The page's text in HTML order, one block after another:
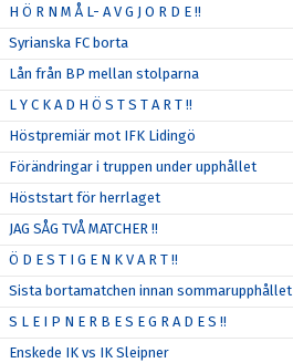
H Ö R N M Å L- A V G J O R D E !!
Syrianska FC borta
Lån från BP mellan stolparna
L Y C K A D H Ö S T S T A R T !!
Höstpremiär mot IFK Lidingö
Förändringar i truppen under upphållet
Höststart för herrlaget
JAG SÅG TVÅ MATCHER !!
Ö D E S T I G E N K V A R T !!
Sista bortamatchen innan sommarupphållet
S L E I P N E R B E S E G R A D E S !!
Enskede IK vs IK Sleipner